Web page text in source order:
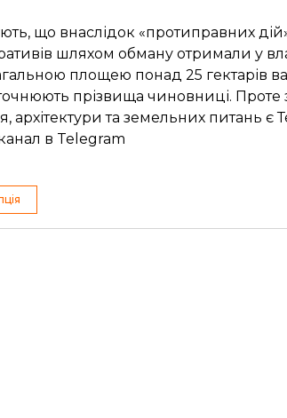
що внаслідок «протиправних
шляхом обману отримали у
площею понад 25 гектарів
прізвища чиновниці. Проте
архітектури та земельних питань є
в Telegram